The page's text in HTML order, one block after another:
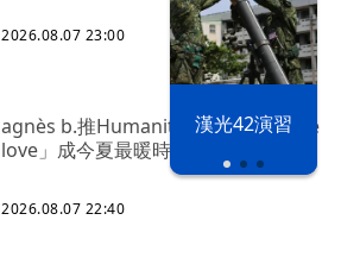
漢光42演習
2026.08.07 23:00
agnès b.推Humanitarian系列 「give
love」成今夏最暖時尚宣言
2026.08.07 22:40